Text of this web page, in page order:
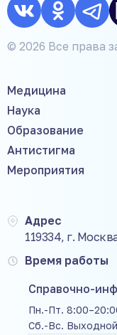
© 2026 Все права
Медицина
Наука
Образование
Антистигма
Мероприятия
Адрес
119334, г.
Время работы
Справочно-
Пн.-Пт.
Сб.-Вс. Выходной